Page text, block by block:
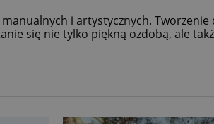
i artystycznych.
się nie tylko piękną ozdobą, ale